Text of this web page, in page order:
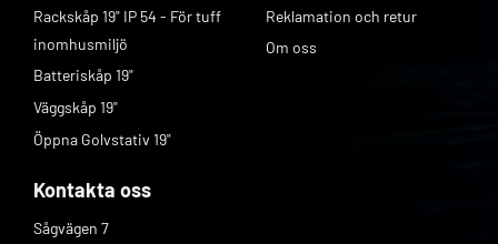
Rackskåp 19" IP 54 - För tuff
inomhusmiljö
Batteriskåp 19"
Väggskåp 19"
Öppna Golvstativ 19"
Reklamation och retur
Om oss
Kontakta oss
Sågvägen 7